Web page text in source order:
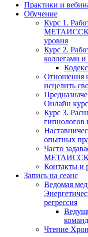
Практики и
Обучение
Курс 1.
уровня
Курс 2.
коллегами
Отношения
исцелить
Онлайн курс
Курс 3.
гипнологов
опытных
Часто
Контакты и
Запись на сеанс
Ведомая
регрессия
Чтение